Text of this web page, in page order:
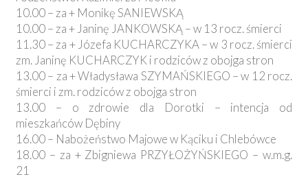
10.00 – za + Monikę SANIEWSKĄ
10.00 – za + Janinę JANKOWSKĄ – w 13 rocz. śmierci
11.30 – za + Józefa KUCHARCZYKA – w 3 rocz. śmierci
zm. Janinę KUCHARCZYK i rodziców z obojga stron
13.00 – za + Władysława SZYMAŃSKIEGO – w 12 rocz.
śmierci i zm. rodziców z obojga stron
13.00 – o zdrowie dla Dorotki – intencja od
mieszkańców Dębiny
16.00 – Nabożeństwo Majowe w Kąciku i Chlebówce
18.00 – za + Zbigniewa PRZYŁOŻYŃSKIEGO – w.m.g.
21